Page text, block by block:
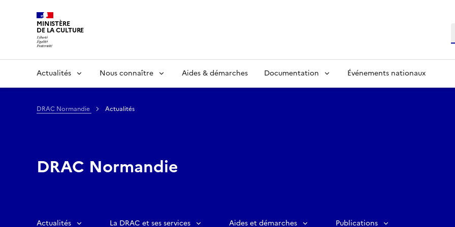
MINISTÈRE
DE LA CULTURE
Actualités Nous connaître Aides & démarches Documentation Événements nationaux
DRAC Normandie Actualités
DRAC Normandie
Actualités La DRAC et ses services Aides et démarches Publications